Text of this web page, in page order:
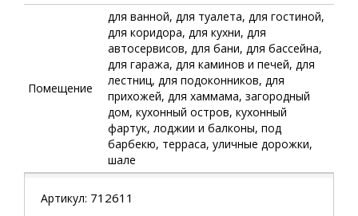
Помещение
для ванной, для туалета, для гостиной,
для коридора, для кухни, для
автосервисов, для бани, для бассейна,
для гаража, для каминов и печей, для
лестниц, для подоконников, для
прихожей, для хаммама, загородный
дом, кухонный остров, кухонный
фартук, лоджии и балконы, под
барбекю, терраса, уличные дорожки,
шале
Артикул: 712611